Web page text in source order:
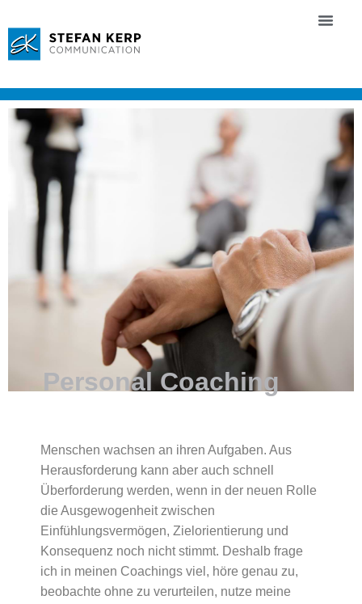
Personal Coaching
Menschen wachsen an ihren Aufgaben. Aus
Herausforderung kann aber auch schnell
Überforderung werden, wenn in der neuen Rolle
die Ausgewogenheit zwischen
Einfühlungsvermögen, Zielorientierung und
Konsequenz noch nicht stimmt. Deshalb frage
ich in meinen Coachings viel, höre genau zu,
beobachte ohne zu verurteilen, nutze meine